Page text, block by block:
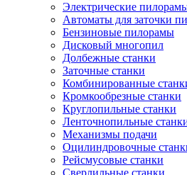
Электрические
Автоматы для заточки
Бензиновые пилорамы
Дисковый многопил
Долбежные станки
Заточные станки
Комбинированные
Кромкообрезные станки
Круглопильные станки
Ленточнопильные
Механизмы подачи
Оцилиндровочные
Рейсмусовые станки
Сверлильные станки